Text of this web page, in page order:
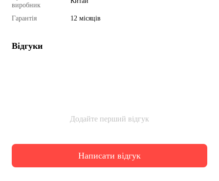
виробник
Гарантія 12 місяців
Відгуки
Додайте перший відгук
Написати відгук